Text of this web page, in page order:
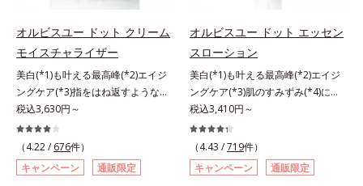
高保湿タイプ（普通肌～超乾性肌）
指します。無油分・無着色・無香
料・アルコールフリー・パラベンフ
リーで、徹底的に肌に寄り添いま
す。*1 乾燥と敏感をくり返すこと
*2 敏感肌対象連用テスト済（すべ
ての方のお肌に合うということでは
ありません）*3 乾燥して敏感に感
じやすい状態のこと*4 発酵アミノ
酸（ポリグルタミン酸）配合＝乾燥
を防ぎ、うるおいに満ちた肌へ導く
保湿成分、植物由来アミノ酸（エル
るおいで満たします。さらに“うる
おいの通り道”を作って化粧水のな
じみ感をUP。化粧水前に使うこと
で、普段の化粧水の手ごたえをより
実感できる、しっとり整った肌状態
へ。化粧水前に2プッシュ使うだけ
で、うるおいのすき間にぐんぐん入
り込み、うるおいで満ち満ちたハリ
のある美肌へと整えます。*1 クチ
ナシ果実エキス、ハトムギ種子エキ
ス、ユズ果実エキス、水添レシチ
オルビスユー ドット クリーム
モイスチャライザー
美白(*1)も叶える最高峰(*2)エイジ
ングケア(*3)指をはね返すような弾
力感が宿るハリ感 濃密フィットク
リーム。ハリも透明感(*4)も結果主
義。年齢サイン(*5)の因子に着目し
た肌科学エイジングケア(*3)シリー
ズ。オルビスユー ドットシリーズ
税込3,630円～
（4.22 / 676件）
キャンペーン
通販限定
オルビスユー ドット エッセン
スローション
美白(*1)も叶える最高峰(*2)エイジ
ングケア(*3)肌のすみずみ(*4)にし
みわたるうるおい充満ローション。
ハリも透明感(*5)も結果主義。年齢
サイン(*6)の因子に着目した肌科学
エイジングケア(*3)シリーズ。オル
ビスユー ドットシリーズは、年齢
税込3,410円～
（4.43 /719件）
キャンペーン
通販限定